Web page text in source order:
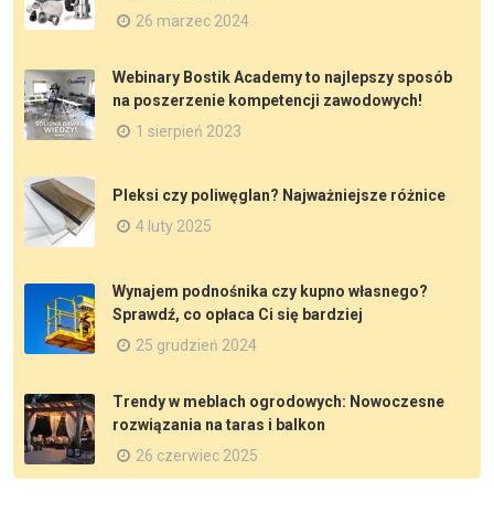
26 marzec 2024
Webinary Bostik Academy to najlepszy sposób
na poszerzenie kompetencji zawodowych!
1 sierpień 2023
Pleksi czy poliwęglan? Najważniejsze różnice
4 luty 2025
Wynajem podnośnika czy kupno własnego?
Sprawdź, co opłaca Ci się bardziej
25 grudzień 2024
Trendy w meblach ogrodowych: Nowoczesne
rozwiązania na taras i balkon
26 czerwiec 2025